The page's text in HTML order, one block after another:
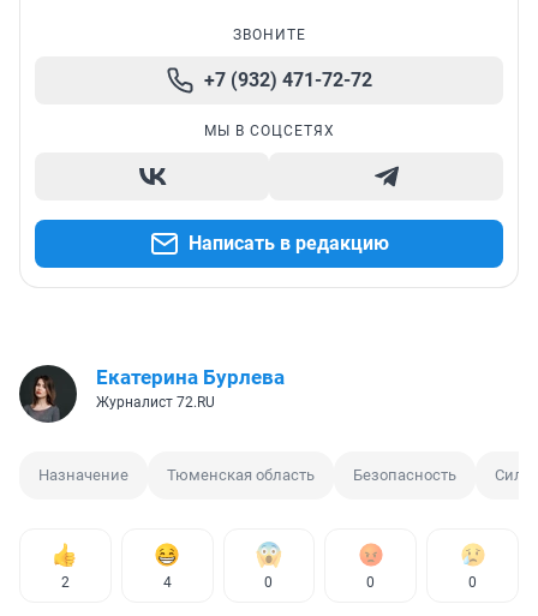
ЗВОНИТЕ
+7 (932) 471-72-72
МЫ В СОЦСЕТЯХ
Написать в редакцию
Екатерина Бурлева
Журналист 72.RU
Назначение Тюменская область Безопасность
2 4 0 0 0